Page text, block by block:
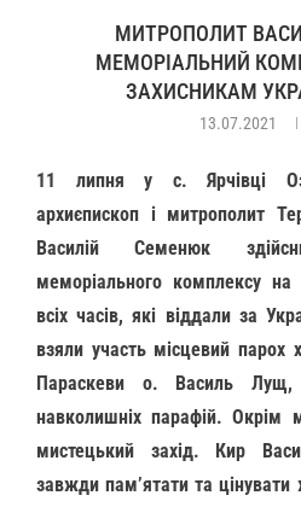
МИТРОПОЛИТ
МЕМОРІАЛЬНИЙ
ЗАХИСНИКАМ
13.07.2021
11 липня у с. Ярчівці
архиєпископ і митрополит
Василій Семенюк
меморіального комплексу на
всіх часів, які віддали за
взяли участь місцевий парох
Параскеви о. Василь Лущ,
навколишніх парафій. Окрім
мистецький захід. Кир
завжди пам’ятати та цінувати